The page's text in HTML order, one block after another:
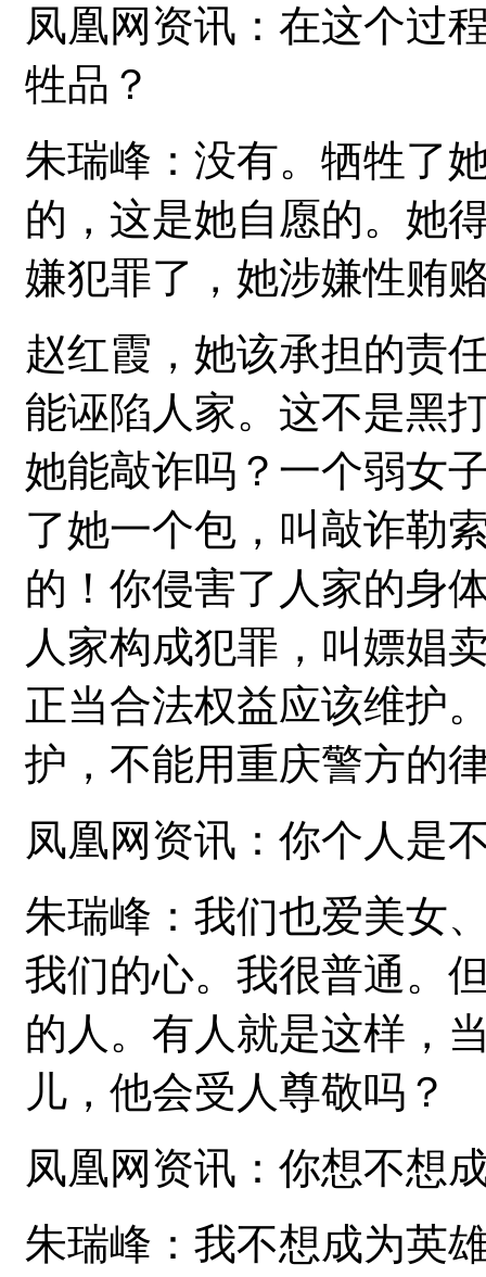
凤凰网资讯：在这个过
牲品？
朱瑞峰：没有。牺牲了
的，这是她自愿的。她
嫌犯罪了，她涉嫌性贿
赵红霞，她该承担的责
能诬陷人家。这不是黑
她能敲诈吗？一个弱女
了她一个包，叫敲诈勒
的！你侵害了人家的身
人家构成犯罪，叫嫖
正当合法权益应该维护
护，不能用重庆警方的
凤凰网资讯：你个人是
朱瑞峰：我们也爱美女
我们的心。我很普通。
的人。有人就是这样，
儿，他会受人尊敬吗？
凤凰网资讯：你想不想
朱瑞峰：我不想成为英